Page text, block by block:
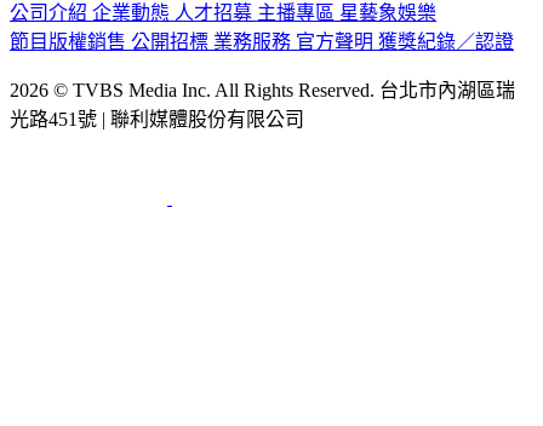
公司介紹 企業動態 人才招募 主播專區 星藝象娛樂
節目版權銷售 公開招標 業務服務 官方聲明 獲獎紀錄／認證
2026 © TVBS Media Inc. All Rights Reserved. 台北市內湖區瑞
光路451號 | 聯利媒體股份有限公司